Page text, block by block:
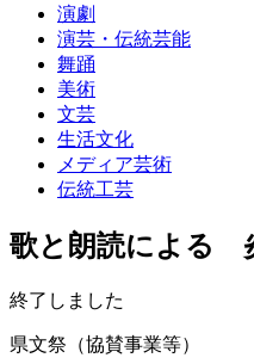
演劇
演芸・伝統芸能
舞踊
美術
文芸
生活文化
メディア芸術
伝統工芸
歌と朗読による
終了しました
県文祭（協賛事業等）